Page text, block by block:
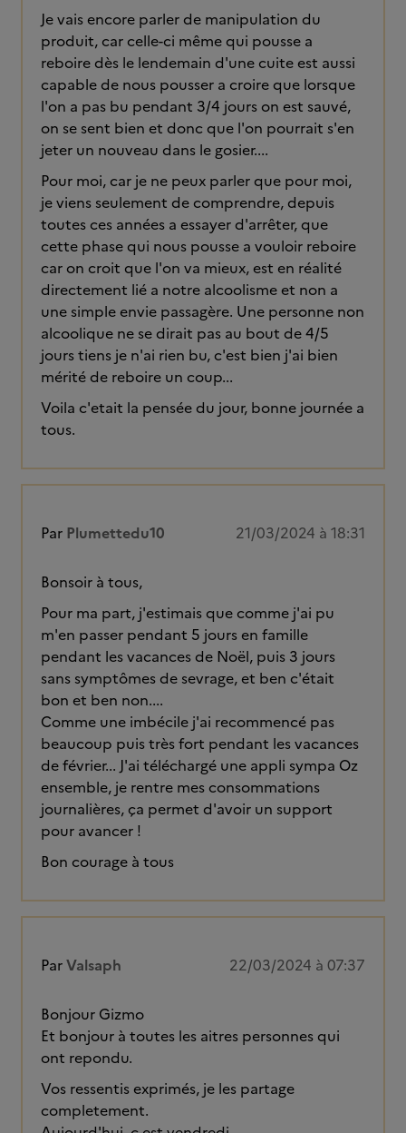
Je vais encore parler de manipulation du
produit, car celle-ci même qui pousse a
reboire dès le lendemain d'une cuite est aussi
capable de nous pousser a croire que lorsque
l'on a pas bu pendant 3/4 jours on est sauvé,
on se sent bien et donc que l'on pourrait s'en
jeter un nouveau dans le gosier....
Pour moi, car je ne peux parler que pour moi,
je viens seulement de comprendre, depuis
toutes ces années a essayer d'arrêter, que
cette phase qui nous pousse a vouloir reboire
car on croit que l'on va mieux, est en réalité
directement lié a notre alcoolisme et non a
une simple envie passagère. Une personne non
alcoolique ne se dirait pas au bout de 4/5
jours tiens je n'ai rien bu, c'est bien j'ai bien
mérité de reboire un coup...
Voila c'etait la pensée du jour, bonne journée a
tous.
Par Plumettedu10 21/03/2024 à 18:31
Bonsoir à tous,
Pour ma part, j'estimais que comme j'ai pu
m'en passer pendant 5 jours en famille
pendant les vacances de Noël, puis 3 jours
sans symptômes de sevrage, et ben c'était
bon et ben non....
Comme une imbécile j'ai recommencé pas
beaucoup puis très fort pendant les vacances
de février... J'ai téléchargé une appli sympa Oz
ensemble, je rentre mes consommations
journalières, ça permet d'avoir un support
pour avancer !
Bon courage à tous
ParValsaph 22/03/2024 à 07:37
Bonjour Gizmo
Et bonjour à toutes les aitres personnes qui
ont repondu.
Vos ressentis exprimés, je les partage
completement.